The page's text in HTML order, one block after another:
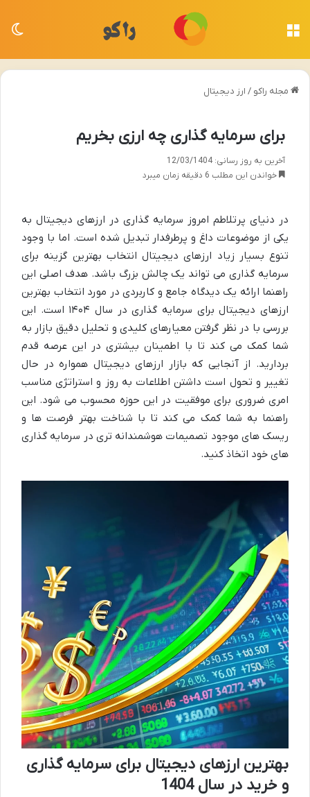
مجله راکو / ارز دیجیتال
برای سرمایه گذاری چه ارزی بخریم
آخرین به روز رسانی: 12/03/1404
خواندن این مطلب 6 دقیقه زمان میبرد
در دنیای پرتلاطم امروز سرمایه گذاری در ارزهای دیجیتال به
یکی از موضوعات داغ و پرطرفدار تبدیل شده است. اما با وجود
تنوع بسیار زیاد ارزهای دیجیتال انتخاب بهترین گزینه برای
سرمایه گذاری می تواند یک چالش بزرگ باشد. هدف اصلی این
راهنما ارائه یک دیدگاه جامع و کاربردی در مورد انتخاب بهترین
ارزهای دیجیتال برای سرمایه گذاری در سال ۱۴۰۴ است. این
بررسی با در نظر گرفتن معیارهای کلیدی و تحلیل دقیق بازار به
شما کمک می کند تا با اطمینان بیشتری در این عرصه قدم
بردارید. از آنجایی که بازار ارزهای دیجیتال همواره در حال
تغییر و تحول است داشتن اطلاعات به روز و استراتژی مناسب
امری ضروری برای موفقیت در این حوزه محسوب می شود. این
راهنما به شما کمک می کند تا با شناخت بهتر فرصت ها و
ریسک های موجود تصمیمات هوشمندانه تری در سرمایه گذاری
های خود اتخاذ کنید.
بهترین ارزهای دیجیتال برای سرمایه گذاری
و خرید در سال 1404